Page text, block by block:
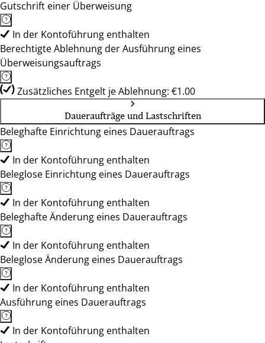
Gutschrift einer Überweisung
In der Kontoführung enthalten
Berechtigte Ablehnung der Ausführung eines
Überweisungsauftrags
Zusätzliches Entgelt je Ablehnung: €1.00
Daueraufträge und Lastschriften
Beleghafte Einrichtung eines Dauerauftrags
In der Kontoführung enthalten
Beleglose Einrichtung eines Dauerauftrags
In der Kontoführung enthalten
Beleghafte Änderung eines Dauerauftrags
In der Kontoführung enthalten
Beleglose Änderung eines Dauerauftrags
In der Kontoführung enthalten
Ausführung eines Dauerauftrags
In der Kontoführung enthalten